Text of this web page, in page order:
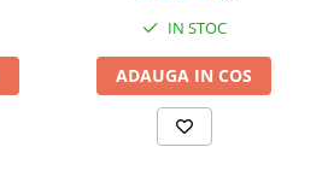
IN STOC
ADAUGA IN COS